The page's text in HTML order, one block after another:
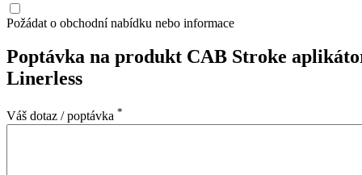
Požádat o obchodní nabídku nebo informace
Poptávka na produkt CAB Stroke
Linerless
Váš dotaz / poptávka *